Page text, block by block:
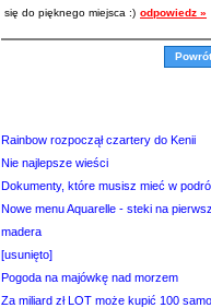
się do pięknego miejsca :) odpowiedz »
Rainbow rozpoczął czartery do Kenii
Nie najlepsze wieści
Dokumenty, które musisz mieć w
Nowe menu Aquarelle - steki na
madera
[usunięto]
Pogoda na majówkę nad morzem
Za miliard zł LOT może kupić 100